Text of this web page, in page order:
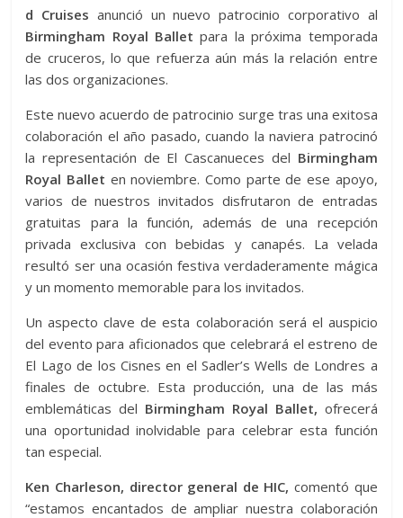
d Cruises anunció un nuevo patrocinio corporativo al
Birmingham Royal Ballet para la próxima temporada
de cruceros, lo que refuerza aún más la relación entre
las dos organizaciones.
Este nuevo acuerdo de patrocinio surge tras una exitosa
colaboración el año pasado, cuando la naviera patrocinó
la representación de El Cascanueces del Birmingham
Royal Ballet en noviembre. Como parte de ese apoyo,
varios de nuestros invitados disfrutaron de entradas
gratuitas para la función, además de una recepción
privada exclusiva con bebidas y canapés. La velada
resultó ser una ocasión festiva verdaderamente mágica
y un momento memorable para los invitados.
Un aspecto clave de esta colaboración será el auspicio
del evento para aficionados que celebrará el estreno de
El Lago de los Cisnes en el Sadler’s Wells de Londres a
finales de octubre. Esta producción, una de las más
emblemáticas del Birmingham Royal Ballet, ofrecerá
una oportunidad inolvidable para celebrar esta función
tan especial.
Ken Charleson, director general de HIC, comentó que
“estamos encantados de ampliar nuestra colaboración